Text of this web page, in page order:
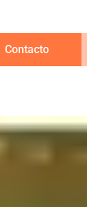
Contacto